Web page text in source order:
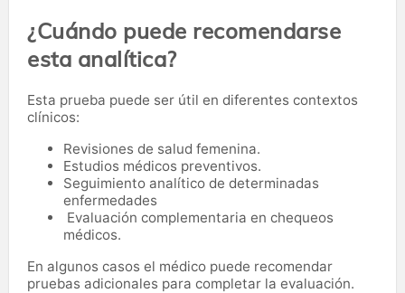
¿Cuándo puede recomendarse
esta analítica?
Esta prueba puede ser útil en diferentes contextos
clínicos:
Revisiones de salud femenina.
Estudios médicos preventivos.
Seguimiento analítico de determinadas
enfermedades
Evaluación complementaria en chequeos
médicos.
En algunos casos el médico puede recomendar
pruebas adicionales para completar la evaluación.